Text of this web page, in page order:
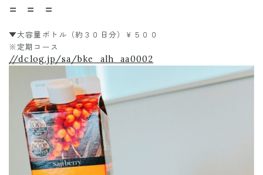
〓 〓 〓
▼大容量ボトル（約３０日分）￥５００
※定期コース
//dclog.jp/sa/bke_alh_aa0002